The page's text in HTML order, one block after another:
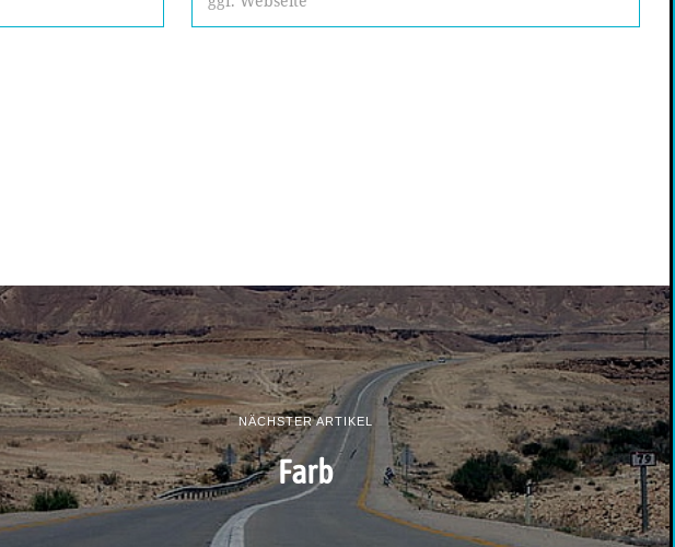
NÄCHSTER ARTIKEL
Farb